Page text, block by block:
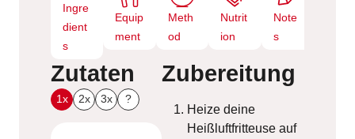
Ingre
dient
s
Equip
ment
Meth
od
Nutrit
ion
Note
s
Zutaten
1x 2x 3x ?
Zubereitung
Heize deine
Heißluftfritteuse auf